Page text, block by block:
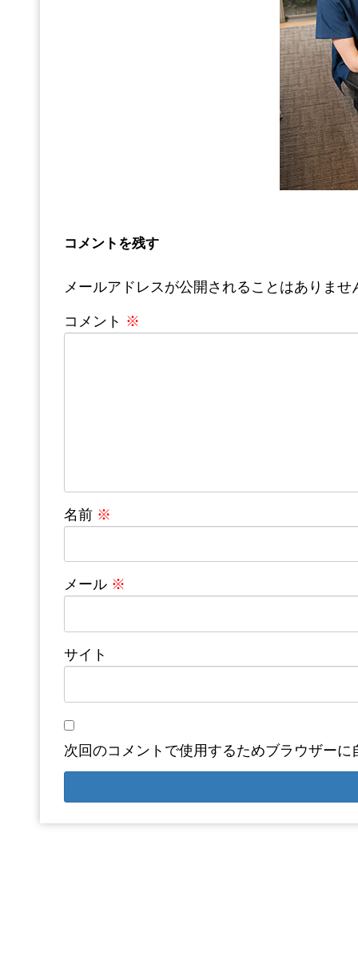
コメントを残す
メールアドレスが公開されることはありませ
コメント ※
名前 ※
メール ※
サイト
次回のコメントで使用するためブラウザー